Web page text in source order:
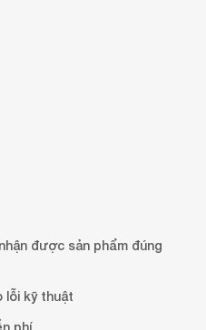
được sản phẩm đúng
lỗi kỹ thuật
phí